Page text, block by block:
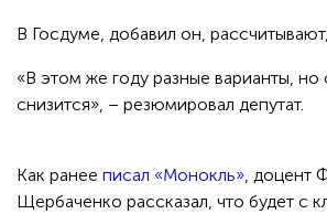
В Госдуме, добавил он,
«В этом же году разные варианты, но
снизится», – резюмировал депутат.
Как ранее писал «Монокль» , доцент
Щербаченко рассказал, что будет с